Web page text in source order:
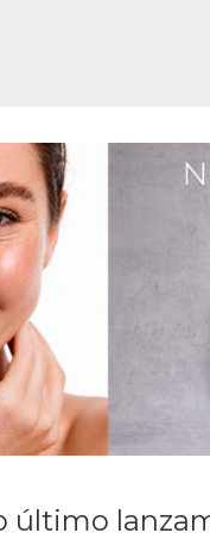
/ BRILLOS,
ACNÉ
/ SENSIBILIDAD Y
/ ARRUGAS Y
/
último